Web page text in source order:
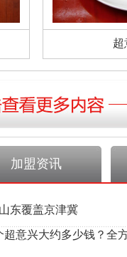
超
加盟资讯
东覆盖京津冀
意兴大约多少钱？全